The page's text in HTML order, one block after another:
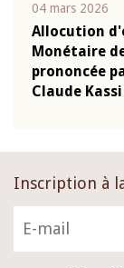
04 mars 2026
Allocution
Monétaire
prononcée
Claude Kassi
Inscription à